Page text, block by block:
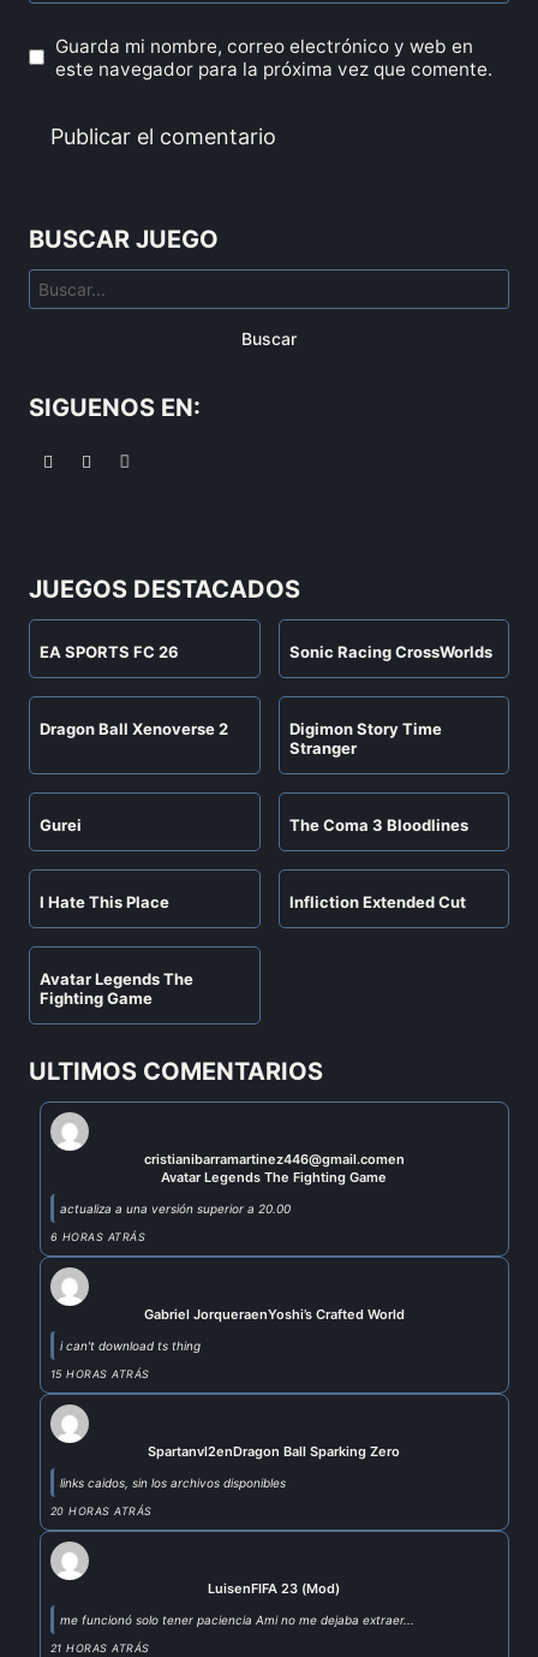
Guarda mi nombre, correo electrónico y web en
este navegador para la próxima vez que comente.
BUSCAR JUEGO
Buscar
SIGUENOS EN:
JUEGOS DESTACADOS
EA SPORTS FC 26 Sonic Racing CrossWorlds
Dragon Ball Xenoverse 2
Digimon Story Time
Stranger
Gurei The Coma 3 Bloodlines
I Hate This Place Infliction Extended Cut
Avatar Legends The
Fighting Game
ULTIMOS COMENTARIOS
cristianibarramartinez446@gmail.comen
Avatar Legends The Fighting Game
actualiza a una versión superior a 20.00
6 HORAS ATRÁS
Gabriel JorqueraenYoshi’s Crafted World
i can't download ts thing
15 HORAS ATRÁS
Spartanvl2enDragon Ball Sparking Zero
links caidos, sin los archivos disponibles
20 HORAS ATRÁS
LuisenFIFA 23 (Mod)
me funcionó solo tener paciencia Ami no me dejaba extraer...
21 HORAS ATRÁS